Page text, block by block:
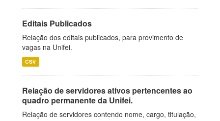
Editais Publicados
Relação dos editais publicados, para provimento de
vagas na Unifei.
CSV
Relação de servidores ativos pertencentes ao
quadro permanente da Unifei.
Relação de servidores contendo nome, cargo, titulação,